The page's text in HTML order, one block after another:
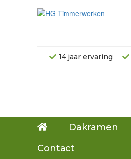
14 jaar ervaring
Dakramen
Contact